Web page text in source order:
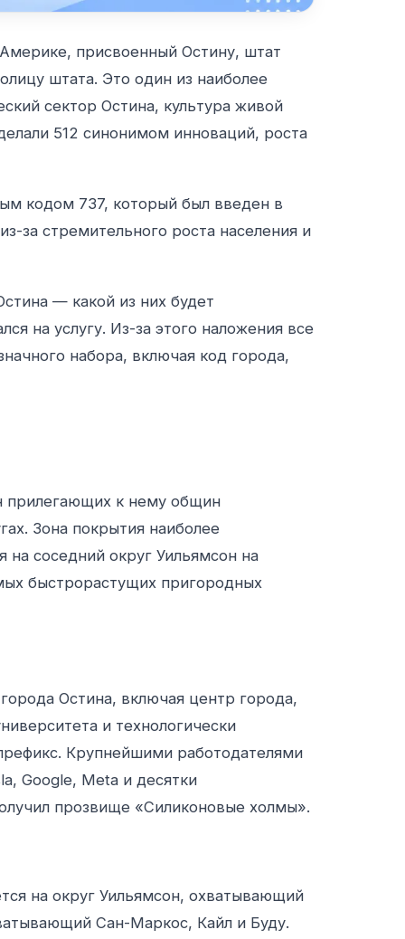
присвоенный Остину, штат
штата. Это один из наиболее
сектор Остина, культура живой
512 синонимом инноваций, роста
кодом 737, который был введен в
за стремительного роста населения и
— какой из них будет
на услугу. Из-за этого наложения все
набора, включая код города,
прилегающих к нему общин
Зона покрытия наиболее
на соседний округ Уильямсон на
быстрорастущих пригородных
Остина, включая центр города,
и технологически
Крупнейшими работодателями
Google, Meta и десятки
прозвище «Силиконовые холмы».
на округ Уильямсон, охватывающий
Сан-Маркос, Кайл и Буду.